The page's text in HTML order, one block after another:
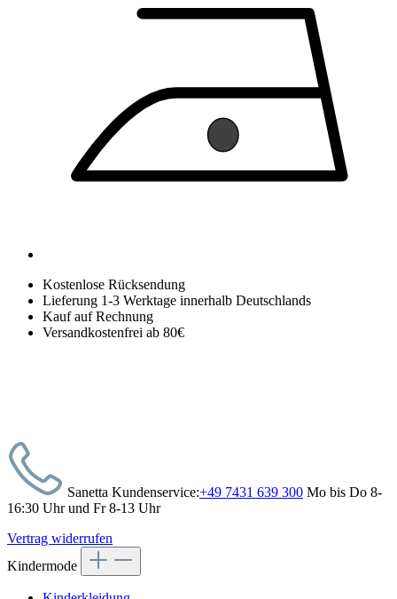
Kostenlose Rücksendung
Lieferung 1-3 Werktage innerhalb Deutschlands
Kauf auf Rechnung
Versandkostenfrei ab 80€
Sanetta Kundenservice:+49 7431 639 300 Mo bis Do 8-
16:30 Uhr und Fr 8-13 Uhr
Vertrag widerrufen
Kindermode